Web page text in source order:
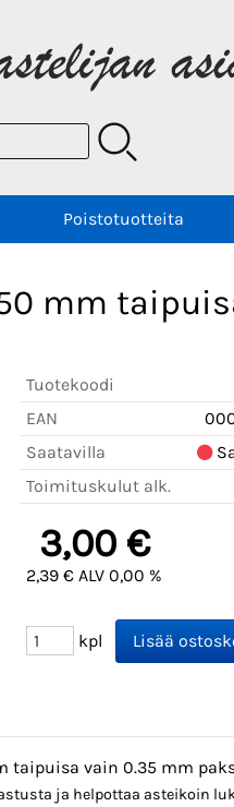
Poistotuotteita
mm
Tuotekoodi
EAN
Saatavilla
Toimituskulut alk.
3,00 €
2,39 € ALV 0,00 %
kpl
taipuisa vain 0.35 mm
ja helpottaa asteikoin